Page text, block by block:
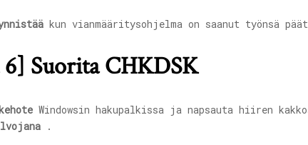
kun vianmääritysohjelma on saanut työnsä
6] Suorita CHKDSK
Windowsin hakupalkissa ja napsauta hiiren
.